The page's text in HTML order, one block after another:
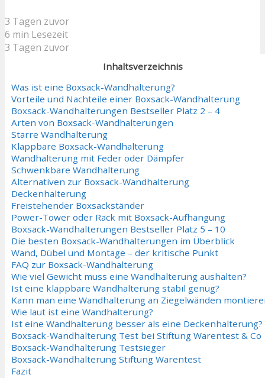
3 Tagen zuvor
6 min Lesezeit
3 Tagen zuvor
Inhaltsverzeichnis
Was ist eine Boxsack-Wandhalterung?
Vorteile und Nachteile einer Boxsack-Wandhalterung
Boxsack-Wandhalterungen Bestseller Platz 2 – 4
Arten von Boxsack-Wandhalterungen
Starre Wandhalterung
Klappbare Boxsack-Wandhalterung
Wandhalterung mit Feder oder Dämpfer
Schwenkbare Wandhalterung
Alternativen zur Boxsack-Wandhalterung
Deckenhalterung
Freistehender Boxsackständer
Power-Tower oder Rack mit Boxsack-Aufhängung
Boxsack-Wandhalterungen Bestseller Platz 5 – 10
Die besten Boxsack-Wandhalterungen im Überblick
Wand, Dübel und Montage – der kritische Punkt
FAQ zur Boxsack-Wandhalterung
Wie viel Gewicht muss eine Wandhalterung aushalten?
Ist eine klappbare Wandhalterung stabil genug?
Kann man eine Wandhalterung an Ziegelwänden
Wie laut ist eine Wandhalterung?
Ist eine Wandhalterung besser als eine Deckenhalterung?
Boxsack-Wandhalterung Test bei Stiftung Warentest & Co
Boxsack-Wandhalterung Testsieger
Boxsack-Wandhalterung Stiftung Warentest
Fazit